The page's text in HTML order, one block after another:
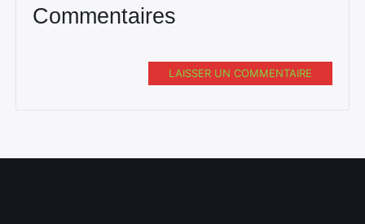
Commentaires
LAISSER UN COMMENTAIRE